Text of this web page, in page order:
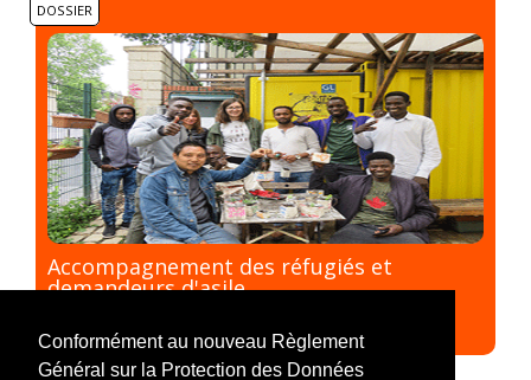
Conformément au nouveau Règlement
Général sur la Protection des Données
DOSSIER
Accompagnement des réfugiés et
demandeurs d'asile